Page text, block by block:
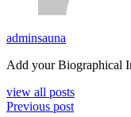
adminsauna
Add your Biographical
view all posts
Previous post